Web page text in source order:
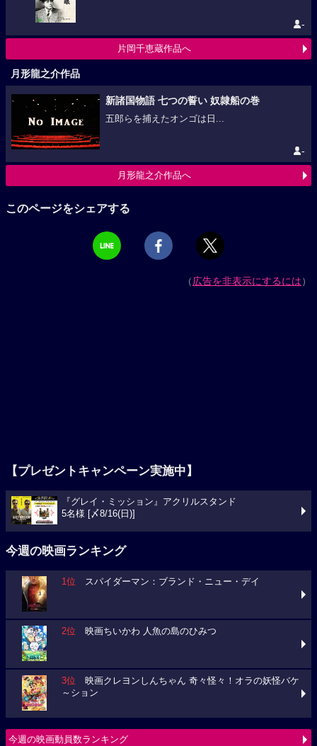
-
片岡千恵蔵作品へ
月形龍之介作品
新諸国物語 七つの誓い 奴隷船の巻
五郎らを捕えたオンゴは日...
-
月形龍之介作品へ
このページをシェアする
（広告を非表示にするには）
【プレゼントキャンペーン実施中】
『グレイ・ミッション』アクリルスタンド
5名様 [〆8/16(日)]
今週の映画ランキング
1位 スパイダーマン：ブランド・ニュー・デイ
2位 映画ちいかわ 人魚の島のひみつ
3位 映画クレヨンしんちゃん 奇々怪々！オラの妖怪バケ
～ション
今週の映画動員数ランキング